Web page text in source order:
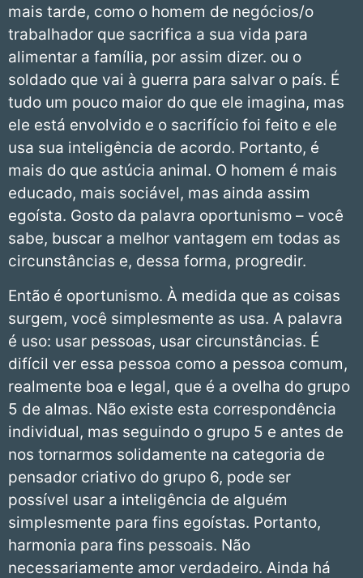
mais tarde, como o homem de negócios/o
trabalhador que sacrifica a sua vida para
alimentar a família, por assim dizer. ou o
soldado que vai à guerra para salvar o país. É
tudo um pouco maior do que ele imagina, mas
ele está envolvido e o sacrifício foi feito e ele
usa sua inteligência de acordo. Portanto, é
mais do que astúcia animal. O homem é mais
educado, mais sociável, mas ainda assim
egoísta. Gosto da palavra oportunismo – você
sabe, buscar a melhor vantagem em todas as
circunstâncias e, dessa forma, progredir.
Então é oportunismo. À medida que as coisas
surgem, você simplesmente as usa. A palavra
é uso: usar pessoas, usar circunstâncias. É
difícil ver essa pessoa como a pessoa comum,
realmente boa e legal, que é a ovelha do grupo
5 de almas. Não existe esta correspondência
individual, mas seguindo o grupo 5 e antes de
nos tornarmos solidamente na categoria de
pensador criativo do grupo 6, pode ser
possível usar a inteligência de alguém
simplesmente para fins egoístas. Portanto,
harmonia para fins pessoais. Não
necessariamente amor verdadeiro. Ainda há